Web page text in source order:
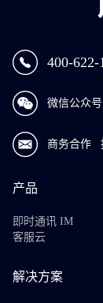
400-622-
微信公众号
商务合作
产品
即时通讯 IM
客服云
解决方案